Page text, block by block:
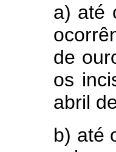
a) até
de
os
abril
b) até